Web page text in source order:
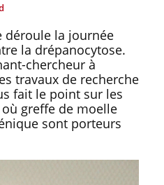
déroule la journée
la drépanocytose.
chercheur à
travaux de recherche
fait le point sur les
greffe de moelle
sont porteurs